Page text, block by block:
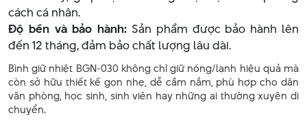
cách cá nhân.
Độ bền và bảo hành: Sản phẩm được bảo hành lên
đến 12 tháng, đảm bảo chất lượng lâu dài.
Bình giữ nhiệt BGN-030 không chỉ giữ nóng/lạnh hiệu quả mà
còn sở hữu thiết kế gọn nhẹ, dễ cầm nắm, phù hợp cho dân
văn phòng, học sinh, sinh viên hay những ai thường xuyên di
chuyển.